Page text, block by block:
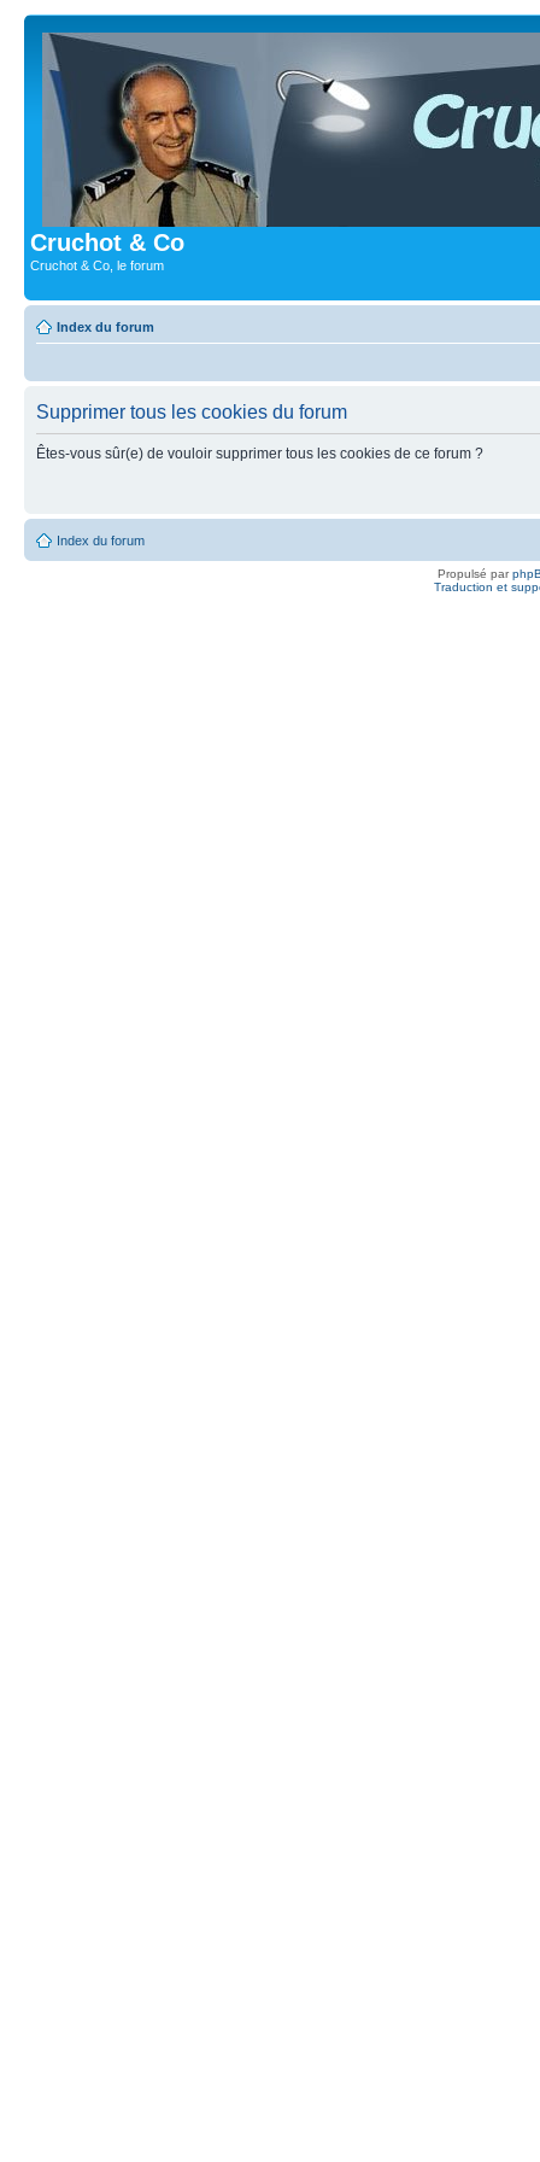
Cruchot & Co
Cruchot & Co, le forum
Index du forum
Supprimer tous les cookies du forum
Êtes-vous sûr(e) de vouloir supprimer tous les cookies de ce forum ?
Index du forum
Propulsé par
Traduction et